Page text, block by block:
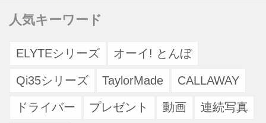
人気キーワード
ELYTEシリーズ オーイ! とんぼ
Qi35シリーズ TaylorMade CALLAWAY
ドライバー プレゼント 動画 連続写真